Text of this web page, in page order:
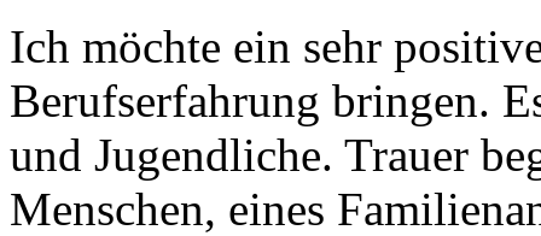
Ich möchte ein sehr
Berufserfahrung bringen.
und Jugendliche. Trauer
Menschen, eines